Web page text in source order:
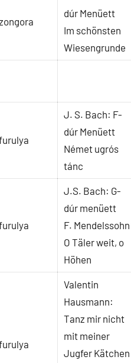
dúr Menüett
Im schönsten
Wiesengrunde
J. S. Bach: F-
dúr Menüett
Német ugrós
tánc
J.S. Bach: G-
dúr menüett
F.
O Täler weit, o
Höhen
Valentin
Hausmann:
Tanz mir nicht
mit meiner
Jugfer Kätchen